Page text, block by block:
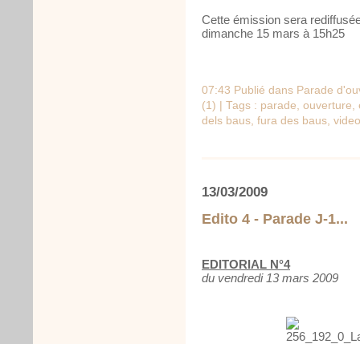
Cette émission sera
dimanche 15 mars à 15h25
07:43 Publié dans Parade
(1) | Tags : parade, ouverture,
dels baus, fura des baus, video
13/03/2009
Edito 4 - Parade J-1...
EDITORIAL N°4
du vendredi 13 mars 2009